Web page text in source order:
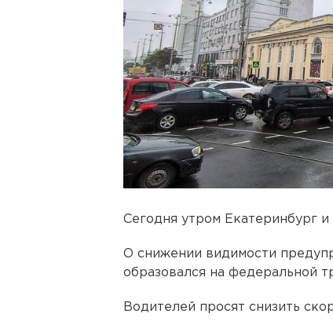
Сегодня утром Екатеринбург и
О снижении видимости
образовался на федеральной
Водителей просят снизить